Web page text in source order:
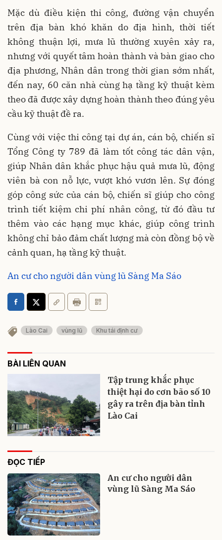
Mặc dù điều kiện thi công, đường vận chuyển
trên địa bàn khó khăn do địa hình, thời tiết
không thuận lợi, mưa lũ thường xuyên xảy ra,
nhưng với quyết tâm hoàn thành và bàn giao cho
địa phương, Nhân dân trong thời gian sớm nhất,
đến nay, 60 căn nhà cùng hạ tầng kỹ thuật kèm
theo đã được xây dựng hoàn thành theo đúng yêu
cầu kỹ thuật đề ra.
Cùng với việc thi công tại dự án, cán bộ, chiến sĩ
Tổng Công ty 789 đã làm tốt công tác dân vận,
giúp Nhân dân khắc phục hậu quả mưa lũ, động
viên bà con nỗ lực, vượt khó vươn lên. Sự đóng
góp công sức của cán bộ, chiến sĩ giúp cho công
trình tiết kiệm chi phí nhân công, từ đó đầu tư
thêm vào các hạng mục khác, giúp công trình
không chỉ bảo đảm chất lượng mà còn đồng bộ về
cảnh quan, hạ tầng kỹ thuật.
An cư cho người dân vùng lũ Sàng Ma Sáo
Lào Cai vùng lũ Khu tái định cư
BÀI LIÊN QUAN
Tập trung khắc phục
thiệt hại do cơn bão số 10
gây ra trên địa bàn tỉnh
Lào Cai
ĐỌC TIẾP
An cư cho người dân
vùng lũ Sàng Ma Sáo